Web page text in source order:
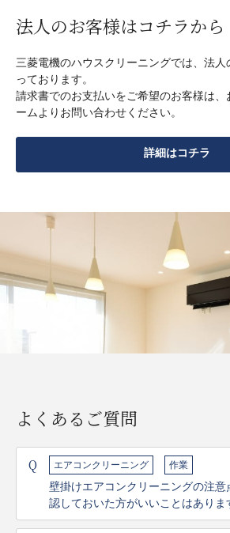
法人のお客様はコチラから
三菱電機のハウスクリーニングでは、法
っております。
請求書でのお支払いをご希望のお客様は、
ームよりお問い合わせください。
詳細はコチラ
よくあるご質問
Q エアコンクリーニング 作業
壁掛けエアコンクリーニングの注意
認しておいた方がいいことはありま